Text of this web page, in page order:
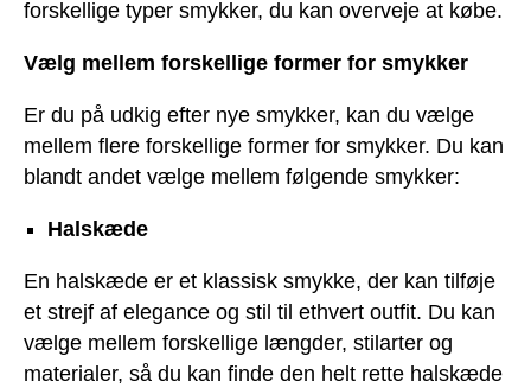
forskellige typer smykker, du kan overveje at købe.
Vælg mellem forskellige former for smykker
Er du på udkig efter nye smykker, kan du vælge
mellem flere forskellige former for smykker. Du kan
blandt andet vælge mellem følgende smykker:
Halskæde
En halskæde er et klassisk smykke, der kan tilføje
et strejf af elegance og stil til ethvert outfit. Du kan
vælge mellem forskellige længder, stilarter og
materialer, så du kan finde den helt rette halskæde